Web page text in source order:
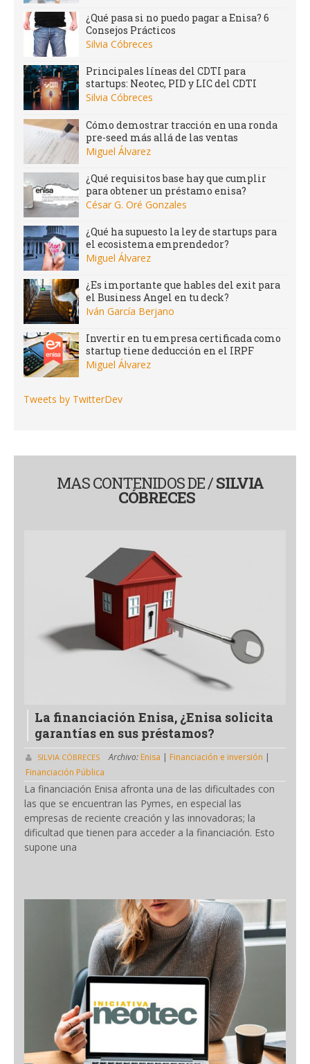
¿Qué pasa si no puedo pagar a Enisa? 6
Consejos Prácticos
Silvia Cóbreces
Principales líneas del CDTI para
startups: Neotec, PID y LIC del CDTI
Silvia Cóbreces
Cómo demostrar tracción en una ronda
pre-seed más allá de las ventas
Miguel Álvarez
¿Qué requisitos base hay que cumplir
para obtener un préstamo enisa?
César G. Oré Gonzales
¿Qué ha supuesto la ley de startups para
el ecosistema emprendedor?
Miguel Álvarez
¿Es importante que hables del exit para
el Business Angel en tu deck?
Iván García Berjano
Invertir en tu empresa certificada como
startup tiene deducción en el IRPF
Miguel Álvarez
Tweets by TwitterDev
MAS CONTENIDOS DE /SILVIA
CÓBRECES
La financiación Enisa, ¿Enisa solicita
garantías en sus préstamos?
SILVIA CÓBRECES Archivo: Enisa | Financiación e inversión |
Financiación Pública
La financiación Enisa afronta una de las dificultades con
las que se encuentran las Pymes, en especial las
empresas de reciente creación y las innovadoras; la
dificultad que tienen para acceder a la financiación. Esto
supone una